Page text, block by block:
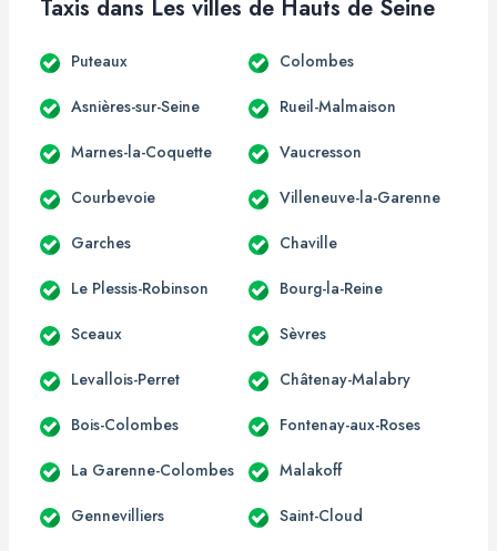
Taxis dans Les villes de Hauts de Seine
Puteaux Colombes
Asnières-sur-Seine Rueil-Malmaison
Marnes-la-Coquette Vaucresson
Courbevoie Villeneuve-la-Garenne
Garches Chaville
Le Plessis-Robinson Bourg-la-Reine
Sceaux Sèvres
Levallois-Perret Châtenay-Malabry
Bois-Colombes Fontenay-aux-Roses
La Garenne-Colombes Malakoff
Gennevilliers Saint-Cloud